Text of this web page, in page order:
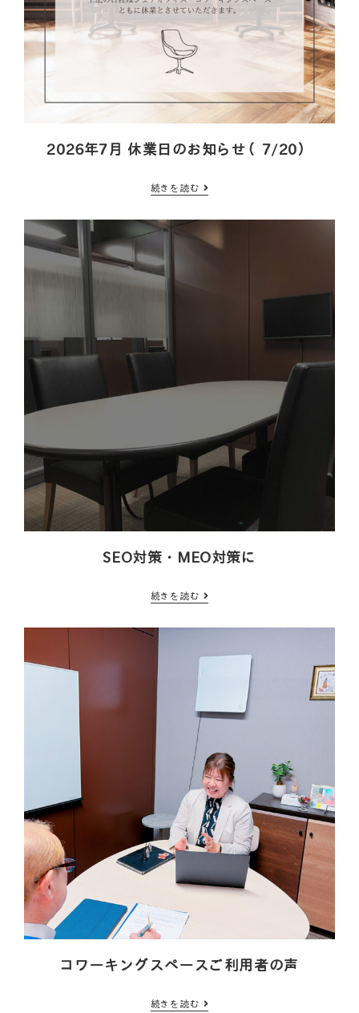
2026年7月 休業日のお知らせ（7/20）
続きを読む
SEO対策・MEO対策に
続きを読む
コワーキングスペースご利用者の声
続きを読む